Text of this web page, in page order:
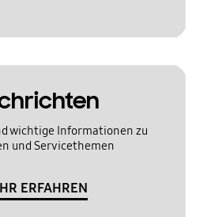
wichtige Informationen zu
und Servicethemen
ERFAHREN